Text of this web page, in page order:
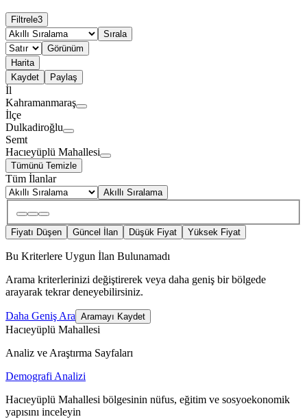
Filtrele3
Sırala
Görünüm
Harita
Kaydet
Paylaş
İl
Kahramanmaraş
İlçe
Dulkadiroğlu
Semt
Hacıeyüplü Mahallesi
Tümünü Temizle
Tüm İlanlar
Akıllı Sıralama
Fiyatı Düşen Güncel İlan Düşük Fiyat Yüksek Fiyat
Bu Kriterlere Uygun İlan Bulunamadı
Arama kriterlerinizi değiştirerek veya daha geniş bir bölgede
arayarak tekrar deneyebilirsiniz.
Daha Geniş Ara Aramayı Kaydet
Hacıeyüplü Mahallesi
Analiz ve Araştırma Sayfaları
Demografi Analizi
Hacıeyüplü Mahallesi bölgesinin nüfus, eğitim ve sosyoekonomik
yapısını inceleyin